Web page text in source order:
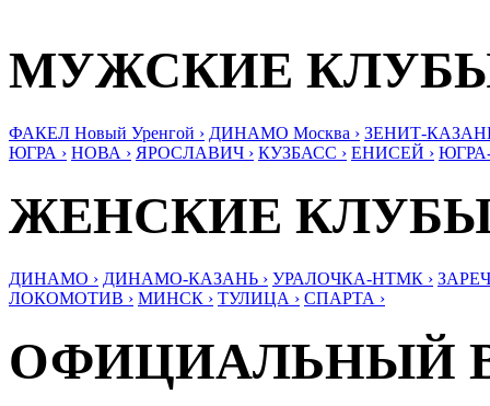
МУЖСКИЕ
ФАКЕЛ Новый Уренгой › ДИНАМО Москва › ЗЕНИТ-
ЮГРА › НОВА › ЯРОСЛАВИЧ › КУЗБАСС › ЕНИСЕЙ ›
ЖЕНСКИЕ
ДИНАМО › ДИНАМО-КАЗАНЬ › УРАЛОЧКА-НТМК ›
ЛОКОМОТИВ › МИНСК › ТУЛИЦА › СПАРТА ›
ОФИЦИАЛЬНЫЙ